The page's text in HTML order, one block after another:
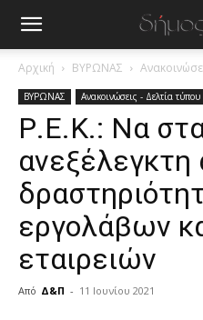
Αρχική ΒΥΡΩΝΑΣ
ΒΥΡΩΝΑΣ Ανακοινώσεις - Δελτία τύπου
Ρ.Ε.Κ.: Να
ανεξέλεγκτη
εργολάβων
εταιρειών
Από Δ&Π - 11 Ιουνίου 2021